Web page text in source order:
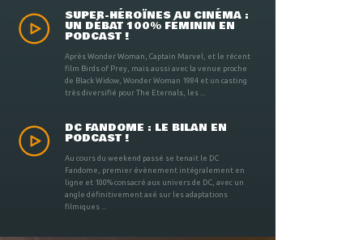
SUPER-HÉROÏNES AU CINÉMA :
UN DÉBAT 100% FÉMININ EN
PODCAST !
Après Wonder Woman, Captain Marvel, et le récent
film Birds of Prey, mais aussi avec la venue proche
de Black Widow, Wonder Woman 1984 et un casting
très diversifié pour The Eternals, les ...
DC FANDOME : LE BILAN EN
PODCAST !
Au cours du weekend passé se tenait le DC
Fandome, premier évènement intégralement en
ligne et 100% consacré aux univers de DC, avec un
angle définitivement axé sur les adaptations
filmiques ...